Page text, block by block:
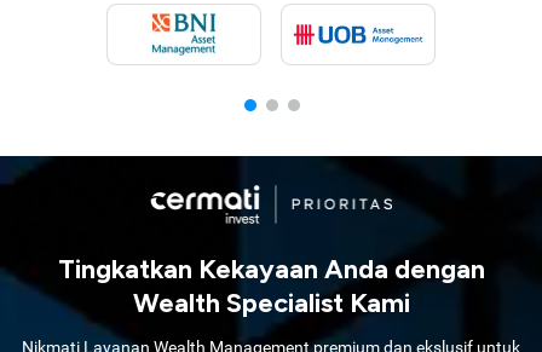
Tingkatkan Kekayaan Anda dengan
Wealth Specialist Kami
Nikmati Layanan Wealth Management premium dan ekslusif untuk